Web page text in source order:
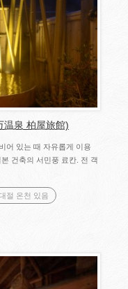
温泉 柏屋旅館)
어 있는 때 자유롭게 이용
건축의 서민풍 료칸. 전 객
절 온천 있음